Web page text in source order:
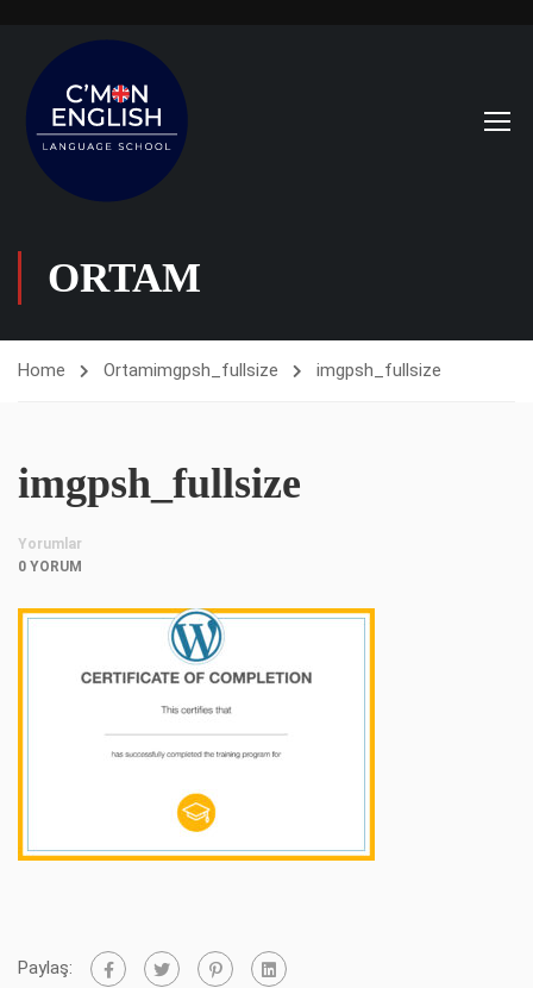
ORTAM
Home Ortamimgpsh_fullsize imgpsh_fullsize
imgpsh_fullsize
Yorumlar
0 YORUM
Paylaş: